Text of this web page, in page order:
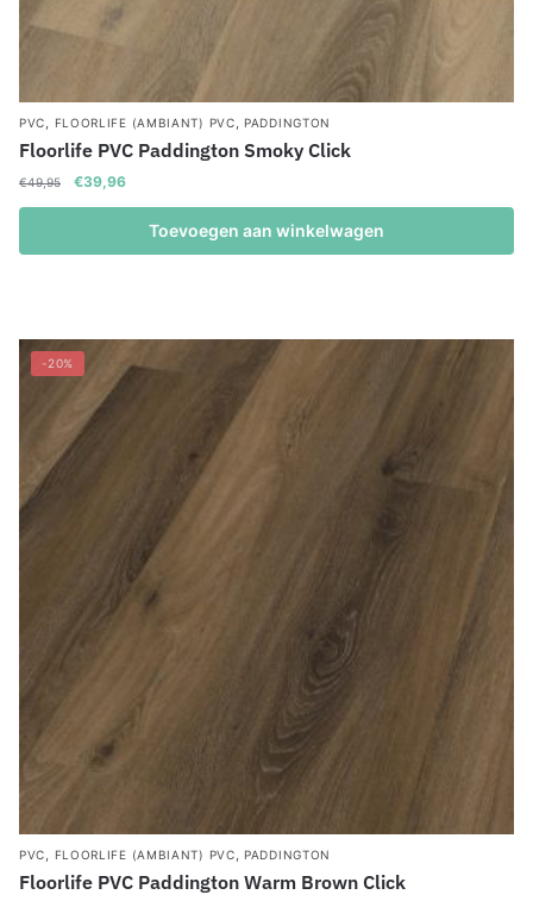
PVC, FLOORLIFE (AMBIANT) PVC, PADDINGTON
Floorlife PVC Paddington Smoky Click
€49,95
Oorspronkelijke
€39,96Huidige
Toevoegen aan winkelwagen
-20%
PVC, FLOORLIFE (AMBIANT) PVC, PADDINGTON
Floorlife PVC Paddington Warm Brown Click